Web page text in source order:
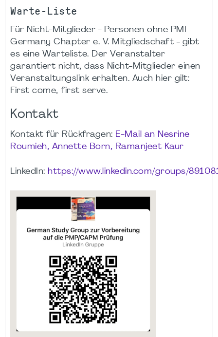
Warte-Liste
Für Nicht-Mitglieder - Personen ohne PMI
Germany Chapter e. V. Mitgliedschaft - gibt
es eine Warteliste. Der Veranstalter
garantiert nicht, dass Nicht-Mitglieder einen
Veranstaltungslink erhalten. Auch hier gilt:
First come, first serve.
Kontakt
Kontakt für Rückfragen: E-Mail an Nesrine
Roumieh, Annette Born, Ramanjeet Kaur
LinkedIn: https://www.linkedin.com/groups/